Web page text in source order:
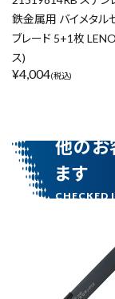
鉄金属用 バイメタル
ブレード 5+1枚
ス)
¥4,004(税込)
他のお
ます